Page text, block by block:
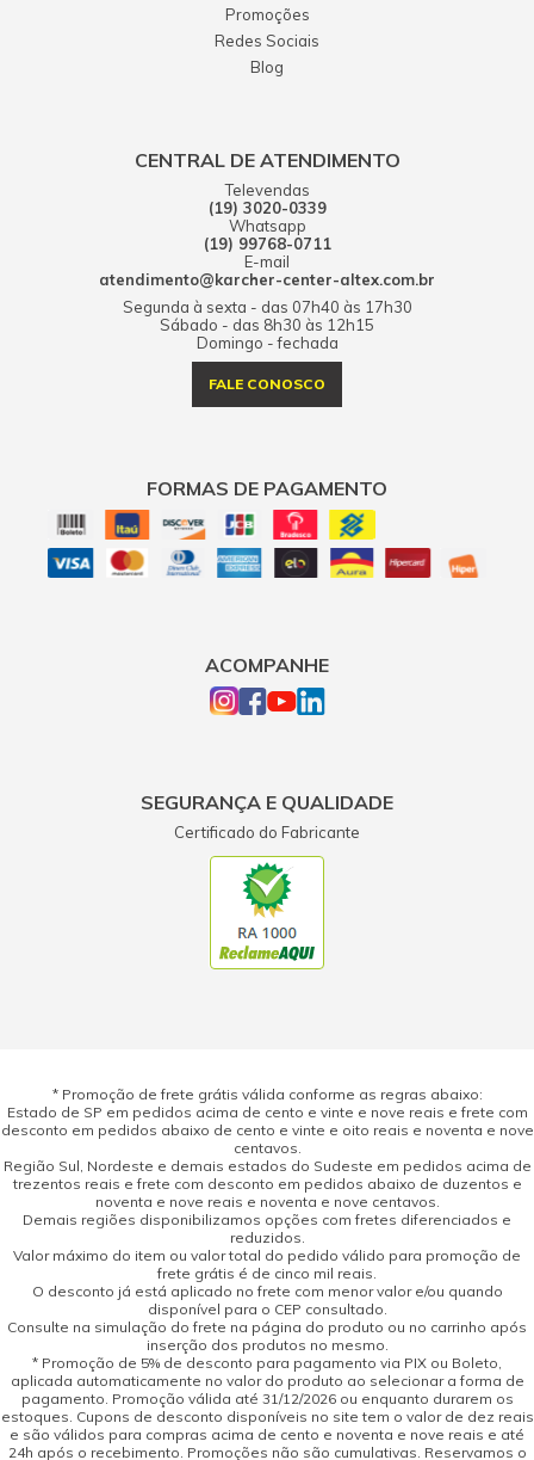
Promoções
Redes Sociais
Blog
CENTRAL DE ATENDIMENTO
Televendas
(19) 3020-0339
Whatsapp
(19) 99768-0711
E-mail
atendimento@karcher-center-altex.com.br
Segunda à sexta - das 07h40 às 17h30
Sábado - das 8h30 às 12h15
Domingo - fechada
FALE CONOSCO
FORMAS DE PAGAMENTO
ACOMPANHE
SEGURANÇA E QUALIDADE
Certificado do Fabricante
* Promoção de frete grátis válida conforme as regras abaixo:
Estado de SP em pedidos acima de cento e vinte e nove reais e frete com
desconto em pedidos abaixo de cento e vinte e oito reais e noventa e nove
centavos.
Região Sul, Nordeste e demais estados do Sudeste em pedidos acima de
trezentos reais e frete com desconto em pedidos abaixo de duzentos e
noventa e nove reais e noventa e nove centavos.
Demais regiões disponibilizamos opções com fretes diferenciados e
reduzidos.
Valor máximo do item ou valor total do pedido válido para promoção de
frete grátis é de cinco mil reais.
O desconto já está aplicado no frete com menor valor e/ou quando
disponível para o CEP consultado.
Consulte na simulação do frete na página do produto ou no carrinho após
inserção dos produtos no mesmo.
* Promoção de 5% de desconto para pagamento via PIX ou Boleto,
aplicada automaticamente no valor do produto ao selecionar a forma de
pagamento. Promoção válida até 31/12/2026 ou enquanto durarem os
estoques. Cupons de desconto disponíveis no site tem o valor de dez reais
e são válidos para compras acima de cento e noventa e nove reais e até
24h após o recebimento. Promoções não são cumulativas. Reservamos o